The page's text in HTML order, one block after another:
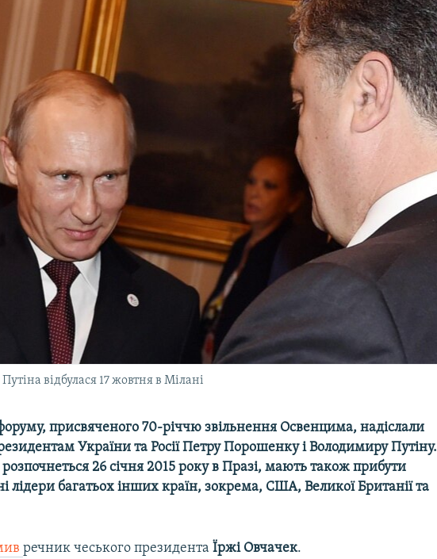
відбулася 17 жовтня в Мілані
присвяченого 70-річчю звільнення Освенцима, надіслали
України та Росії Петру Порошенку і Володимиру Путіну.
26 січня 2015 року в Празі, мають також прибути
лідери багатьох інших країн, зокрема, США, Великої Британії та
речник чеського президентаЇржі Овчачек.